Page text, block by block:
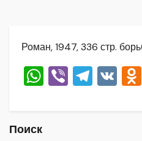
Роман, 1947, 336 стр.
W Vi T V
Поиск